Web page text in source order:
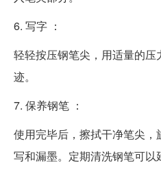
6. 写字 ：
轻轻按压钢笔尖，用适量的
迹。
7. 保养钢笔 ：
使用完毕后，擦拭干净笔尖
写和漏墨。定期清洗钢笔可以